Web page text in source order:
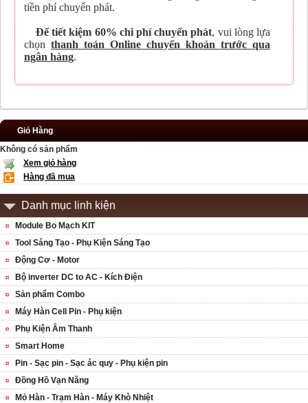
tiền phí chuyển phát.
Để tiết kiệm 60% chi phí chuyển phát, vui lòng lựa
chọn thanh toán Online chuyển khoản trước qua
ngân hàng.
Giỏ Hàng
Không có sản phẩm
Xem giỏ hàng
Hàng đã mua
Danh mục linh kiện
Module Bo Mạch KIT
Tool Sáng Tạo - Phụ Kiện Sáng Tạo
Động Cơ - Motor
Bộ inverter DC to AC - Kích Điện
Sản phẩm Combo
Máy Hàn Cell Pin - Phụ kiện
Phụ Kiện Âm Thanh
Smart Home
Pin - Sạc pin - Sạc ác quy - Phụ kiện pin
Đồng Hồ Vạn Năng
Mỏ Hàn - Trạm Hàn - Máy Khò Nhiệt